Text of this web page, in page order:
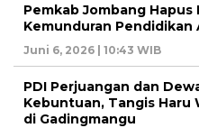
Pemkab Jombang
Kemunduran Pendidikan
Juni 6, 2026 | 10:43 WIB
PDI Perjuangan dan
Kebuntuan, Tangis Haru
di Gadingmangu